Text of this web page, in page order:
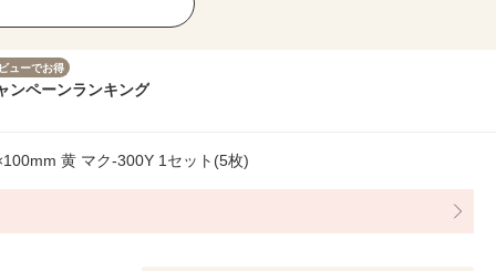
ューでお得
ンペーンランキング
黄 マク-300Y 1セット(5枚)